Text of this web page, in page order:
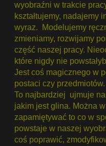
wyobraźni w trakcie
kształtujemy, nadajemy
wyraz. Modelujemy
zmieniamy, rozwijamy
część naszej pracy.
które nigdy nie
Jest coś magicznego w
postaci czy przedmiotów.
To najbardziej ujmuje
jakim jest glina. Można
zapamiętywać to co w
powstaje w naszej
coś poprawić,